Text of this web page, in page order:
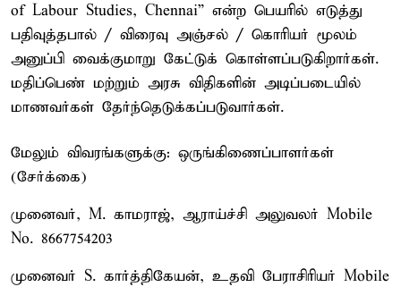
of Labour Studies, Chennai” என்ற பெயரில் எடுத்து
பதிவுத்தபால் / விரைவு அஞ்சல் / கொரியர் மூலம்
அனுப்பி வைக்குமாறு கேட்டுக் கொள்ளப்படுகிறார்கள்.
மதிப்பெண் மற்றும் அரசு விதிகளின் அடிப்படையில்
மாணவர்கள் தேர்ந்தெடுக்கப்படுவார்கள்.
மேலும் விவரங்களுக்கு: ஒருங்கிணைப்பாளர்கள்
(சேர்க்கை)
முனைவர், M. காமராஜ், ஆராய்ச்சி அலுவலர் Mobile
No. 8667754203
முனைவர் S. கார்த்திகேயன், உதவி பேராசிரியர் Mobile